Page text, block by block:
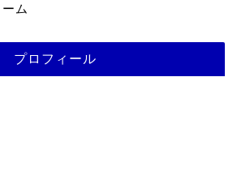
ム
プロフィール